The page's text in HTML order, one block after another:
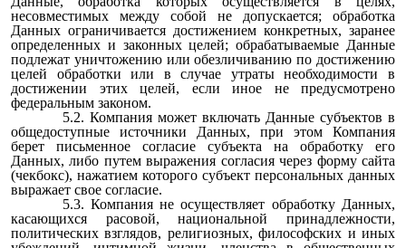
несовместимых между собой не допускается; обработка
Данных ограничивается достижением конкретных, заранее
определенных и законных целей; обрабатываемые Данные
подлежат уничтожению или обезличиванию по достижению
целей обработки или в случае утраты необходимости в
достижении этих целей, если иное не предусмотрено
федеральным законом.
5.2. Компания может включать Данные субъектов в
общедоступные источники Данных, при этом Компания
берет письменное согласие субъекта на обработку его
Данных, либо путем выражения согласия через форму сайта
(чекбокс), нажатием которого субъект персональных данных
выражает свое согласие.
5.3. Компания не осуществляет обработку Данных,
касающихся расовой, национальной принадлежности,
политических взглядов, религиозных, философских и иных